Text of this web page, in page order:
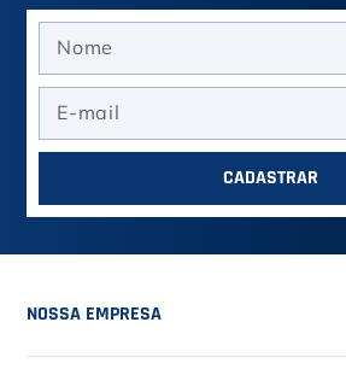
CADASTRAR
NOSSA EMPRESA